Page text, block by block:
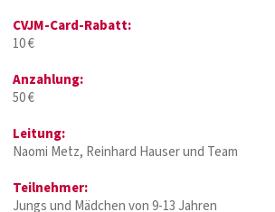
CVJM-Card-Rabatt:
10 €
Anzahlung:
50 €
Leitung:
Naomi Metz, Reinhard Hauser und Team
Teilnehmer:
Jungs und Mädchen von 9-13 Jahren